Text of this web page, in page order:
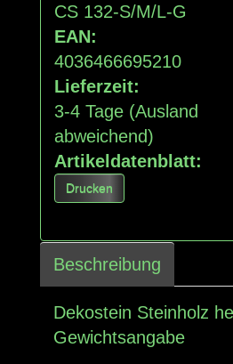
CS 132-S/M/L-G
EAN:
4036466695210
Lieferzeit:
3-4 Tage (Ausland
abweichend)
Artikeldatenblatt:
Drucken
Beschreibung
Dekostein Steinholz
Gewichtsangabe